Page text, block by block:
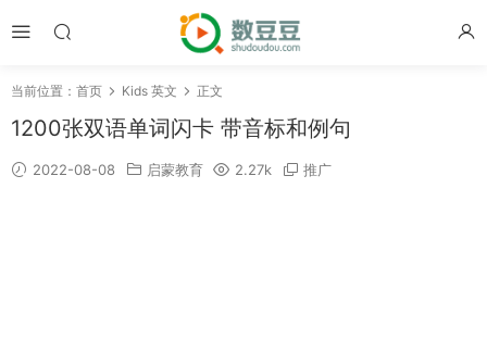
当前位置： 首页 Kids 英文 正文
1200张双语单词闪卡 带音标和例句
2022-08-08 启蒙教育 2.27k 推广